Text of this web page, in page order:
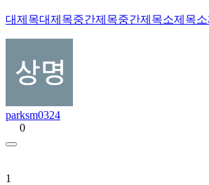
대제목대제목중간제목중간제목소제목
parksm0324
0
1